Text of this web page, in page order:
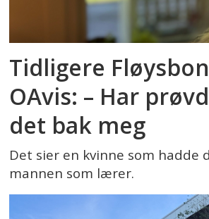
Tidligere
OAvis: – Har
det bak meg
Det sier en kvinne som hadde
mannen som lærer.